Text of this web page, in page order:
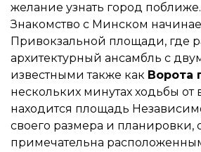
желание узнать город поближе.
Знакомство с Минском
Привокзальной площади, где
архитектурный ансамбль с
известными также как Ворота
нескольких минутах ходьбы от
находится площадь
своего размера и планировки,
примечательна